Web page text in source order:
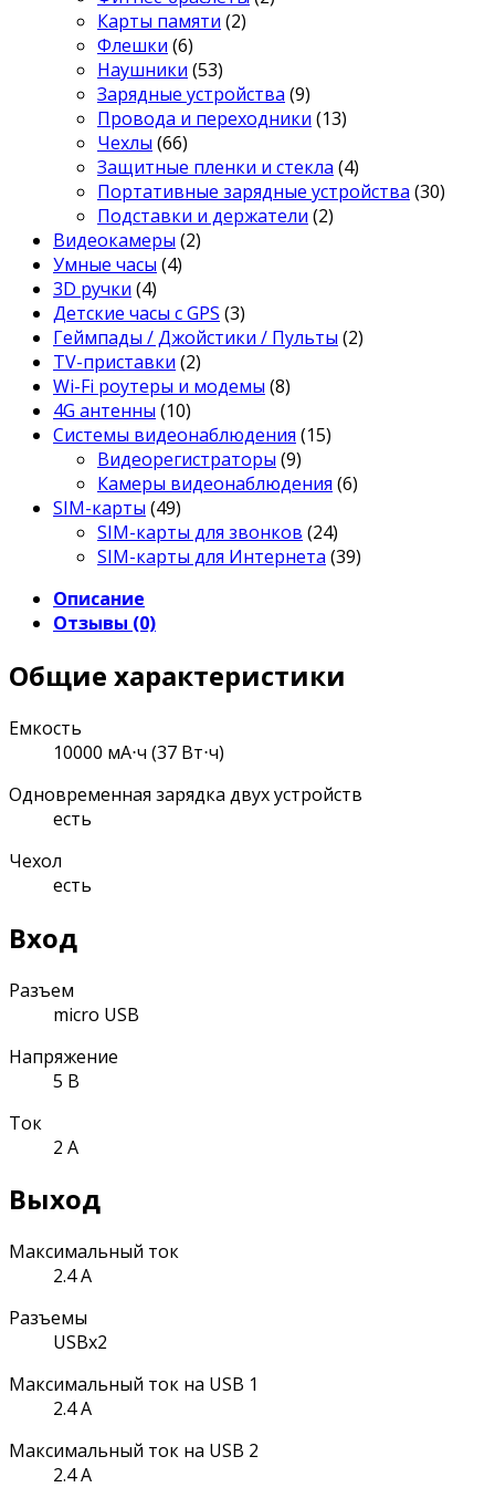
Карты памяти (2)
Флешки (6)
Наушники (53)
Зарядные устройства (9)
Провода и переходники (13)
Чехлы (66)
Защитные пленки и стекла (4)
Портативные зарядные устройства (30)
Подставки и держатели (2)
Видеокамеры (2)
Умные часы (4)
3D ручки (4)
Детские часы с GPS (3)
Геймпады / Джойстики / Пульты (2)
TV-приставки (2)
Wi-Fi роутеры и модемы (8)
4G антенны (10)
Системы видеонаблюдения (15)
Видеорегистраторы (9)
Камеры видеонаблюдения (6)
SIM-карты (49)
SIM-карты для звонков (24)
SIM-карты для Интернета (39)
Описание
Отзывы (0)
Общие характеристики
Емкость
10000 мА⋅ч (37 Вт⋅ч)
Одновременная зарядка двух устройств
есть
Чехол
есть
Вход
Разъем
micro USB
Напряжение
5 В
Ток
2 А
Выход
Максимальный ток
2.4 А
Разъемы
USBx2
Максимальный ток на USB 1
2.4 А
Максимальный ток на USB 2
2.4 А